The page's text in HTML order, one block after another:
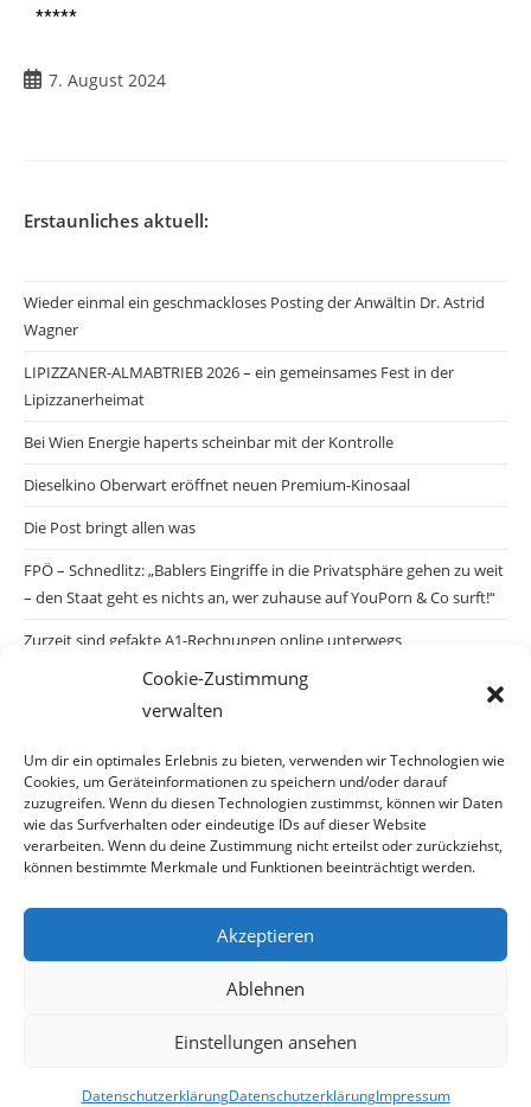
Cookie-Zustimmung
verwalten
Um dir ein optimales Erlebnis zu bieten, verwenden wir Technologien wie
Cookies, um Geräteinformationen zu speichern und/oder darauf
zuzugreifen. Wenn du diesen Technologien zustimmst, können wir Daten
wie das Surfverhalten oder eindeutige IDs auf dieser Website
verarbeiten. Wenn du deine Zustimmung nicht erteilst oder zurückziehst,
können bestimmte Merkmale und Funktionen beeinträchtigt werden.
Akzeptieren
Ablehnen
Einstellungen ansehen
DatenschutzerklärungDatenschutzerklärungImpressum
*****
7. August 2024
Erstaunliches aktuell:
Wieder einmal ein geschmackloses Posting der Anwältin Dr. Astrid
Wagner
LIPIZZANER-ALMABTRIEB 2026 – ein gemeinsames Fest in der
Lipizzanerheimat
Bei Wien Energie haperts scheinbar mit der Kontrolle
Dieselkino Oberwart eröffnet neuen Premium-Kinosaal
Die Post bringt allen was
FPÖ – Schnedlitz: „Bablers Eingriffe in die Privatsphäre gehen zu weit
– den Staat geht es nichts an, wer zuhause auf YouPorn & Co surft!“
Zurzeit sind gefakte A1-Rechnungen online unterwegs
Salzburgs Juden und ihre Sicherheit: „Erst nach einem Anschlag wäre
die Gefahr endlich konkret!“
Biologisches Wunder in Ceuta
Ein vermeintliches Abschiebemärchen
Archiv
© Copyright 2026 · Auch Ihre Information ist uns wichtig! Haben Sie eine
erstaunliche Story: Mailen Sie uns Bitte